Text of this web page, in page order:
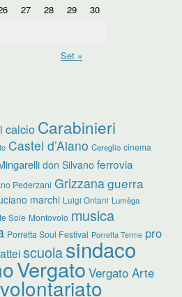
27 28 29
30
Set »
calcio Carabinieri
Castel d’Aiano Cereglio cinema
don Silvano ferrovia
Pederzani Grizzanaguerra
marchi Luigi Ontani Lumèga
Sole Montovolo musica
Porretta Soul Festival Porretta Terme pro
scuolasindaco
Vergato Vergato Arte
volontariato